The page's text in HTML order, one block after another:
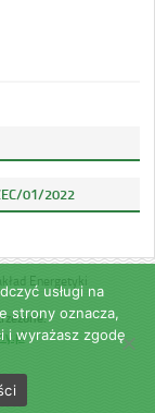
01/2022
Energetyki
usługi na
strony oznacza,
i wyrażasz zgodę